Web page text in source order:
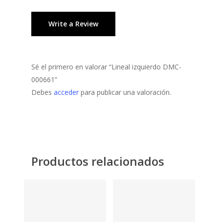
Write a Review
Sé el primero en valorar “Lineal izquierdo DMC-
000661”
Debes acceder para publicar una valoración.
Productos relacionados